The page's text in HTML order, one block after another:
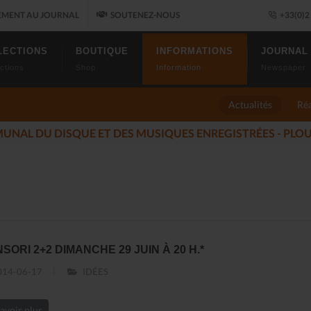
AU JOURNAL SOUTENEZ-NOUS
BOUTIQUE INFORMATIONS
Information
JOURNAL
Actualités
FONT SALON, LE PROGRAMME(2025-11-14)
2+2 DIMANCHE 29 JUIN À 20 H.*